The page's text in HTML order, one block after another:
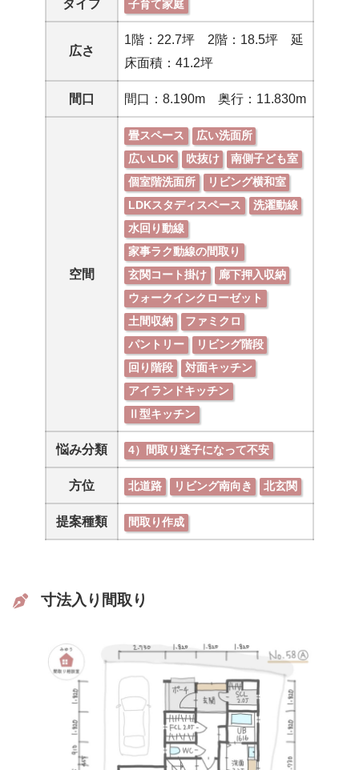
タイプ 子育て家庭
広さ
1階：22.7坪 2階：18.5坪 延
床面積：41.2坪
間口 間口：8.190m 奥行：11.830m
空間
畳スペース
広い洗面所
広いLDK
吹抜け
南側子ども室
個室階洗面所
リビング横和室
LDKスタディスペース
洗濯動線
水回り動線
家事ラク動線の間取り
玄関コート掛け
廊下押入収納
ウォークインクローゼット
土間収納
ファミクロ
パントリー
リビング階段
回り階段
対面キッチン
アイランドキッチン
Ⅱ型キッチン
悩み分類 4）間取り迷子になって不安
方位 北道路 リビング南向き 北玄関
提案種類 間取り作成
寸法入り間取り